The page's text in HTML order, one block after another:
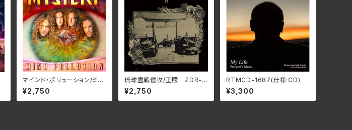
マインド・ポリューション/ミス
テリー RBNCD-1401(仕様:
CD)
¥2,750
琉球霊戦侵攻/正殿 ZDR-1
03
¥2,750
RTMCD-1687(仕様:CD)
¥3,300